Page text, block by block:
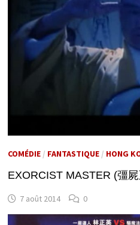
COMÉDIE/ FANTASTIQUE/ HONG
EXORCIST MASTER (彊
7 août 2014 0